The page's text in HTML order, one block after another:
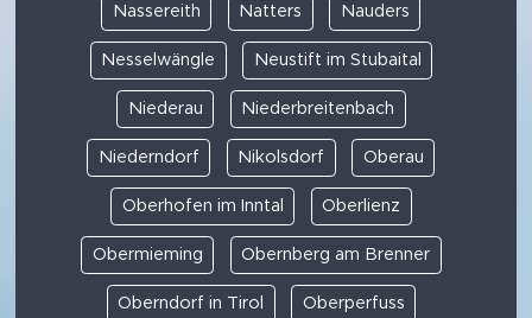
Nassereith Natters Nauders
Nesselwängle Neustift im Stubaital
Niederau Niederbreitenbach
Niederndorf Nikolsdorf Oberau
Oberhofen im Inntal Oberlienz
Obermieming Obernberg am Brenner
Oberndorf in Tirol Oberperfuss